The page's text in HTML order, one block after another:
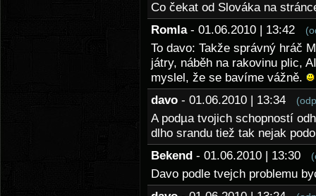
Co čekat od Slováka na
Romla - 01.06.2010 | 13:42
To davo: Takže správný hráč
játry, náběh na rakovinu plic,
myslel, že se bavíme vážně.
davo - 01.06.2010 | 13:34
A podµa tvojich schopností
dlho srandu tiež tak nejak
Bekend - 01.06.2010 | 13:30
Davo podle tvejch problemu